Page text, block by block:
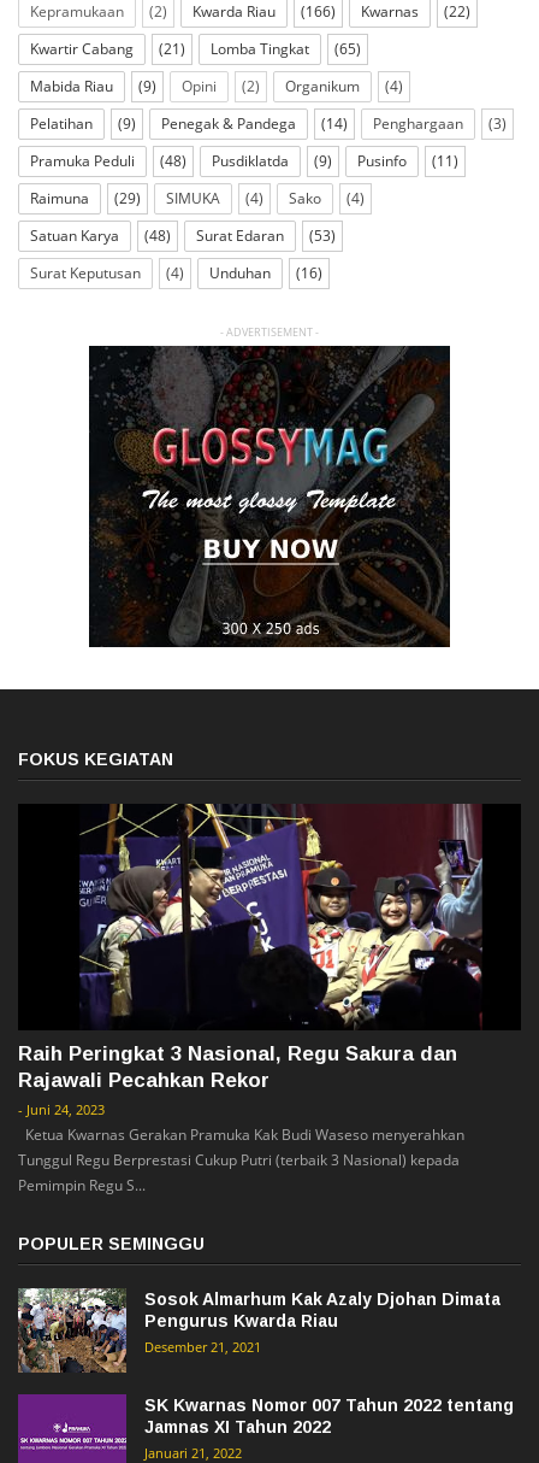
Kepramukaan
(2) Kwarda Riau (166) Kwarnas
(22)
Kwartir Cabang
(21) Lomba Tingkat
(65)
Mabida Riau
(9) Opini (2) Organikum
(4)
Pelatihan
(9) Penegak & Pandega (14) Penghargaan
(3)
Pramuka Peduli
(48) Pusdiklatda (9) Pusinfo
(11)
Raimuna
(29) SIMUKA (4) Sako
(4)
Satuan Karya
(48) Surat Edaran
(53)
Surat Keputusan
(4) Unduhan (16)
- ADVERTISEMENT -
FOKUS KEGIATAN
Raih Peringkat 3 Nasional, Regu Sakura dan
Rajawali Pecahkan Rekor
- Juni 24, 2023
Ketua Kwarnas Gerakan Pramuka Kak Budi Waseso menyerahkan
Tunggul Regu Berprestasi Cukup Putri (terbaik 3 Nasional) kepada
Pemimpin Regu S...
POPULER SEMINGGU
Sosok Almarhum Kak Azaly Djohan Dimata
Pengurus Kwarda Riau
Desember 21, 2021
SK Kwarnas Nomor 007 Tahun 2022 tentang
Jamnas XI Tahun 2022
Januari 21, 2022